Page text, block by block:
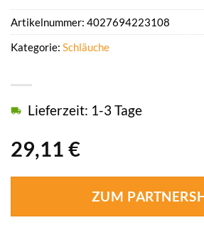
29,11 €
Lieferzeit: 1-3 Tage
ZUM
Artikelnummer: 4027694223108
Kategorie: Schläuche